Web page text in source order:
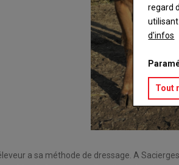
a sa méthode de dressage. A
regard
utilisant
d'infos
Tout